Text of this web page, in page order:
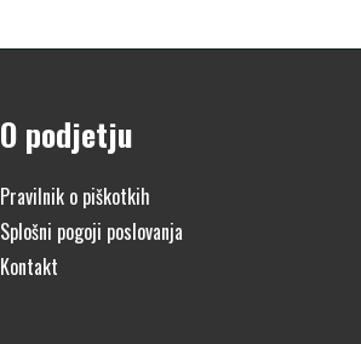
O podjetju
Pravilnik o piškotkih
Splošni pogoji poslovanja
Kontakt